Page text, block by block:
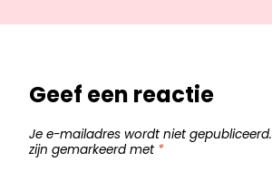
Geef een reactie
Je e-mailadres wordt niet gepubliceerd.
zijn gemarkeerd met *